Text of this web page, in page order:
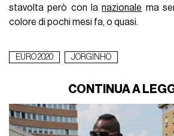
stavolta però con lanazionale ma
colore di pochi mesi fa, o quasi.
EURO 2020 JORGINHO
CONTINUA A